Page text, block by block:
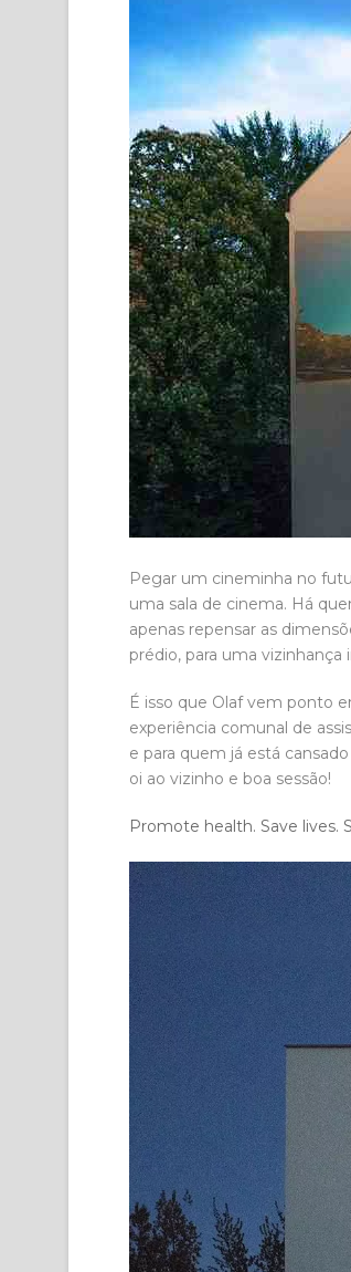
Pegar um cineminha no
uma sala de cinema. Há
apenas repensar as
prédio, para uma vizinhança
É isso que Olaf vem ponto
experiência comunal de
e para quem já está
oi ao vizinho e boa sessão!
Promote health. Save lives.